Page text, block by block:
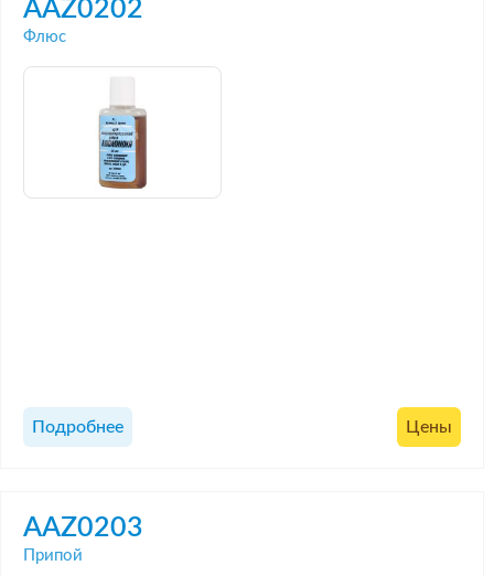
AAZ0202
Флюс
Подробнее Цены
AAZ0203
Припой